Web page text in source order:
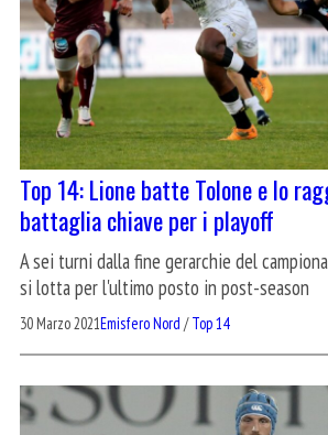
Top 14: Lione batte Tolone e lo
battaglia chiave per i playoff
A sei turni dalla fine gerarchie del
si lotta per l'ultimo posto in post-season
30 Marzo 2021Emisfero Nord /Top 14